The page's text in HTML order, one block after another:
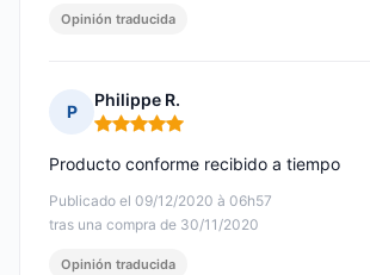
Opinión traducida
P
Philippe R.
Nota: 5 de 5
Publicado el 09/12/2020 à 06h57
tras una compra de 30/11/2020
Producto conforme recibido a tiempo
Opinión traducida